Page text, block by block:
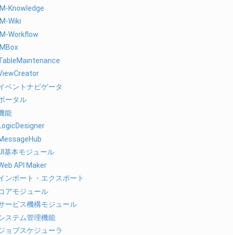
Knowledge
Wiki
Workflow
ベントナビゲータ
ータル
能
基本モジュール
API Maker
ンポート・エクスポート
アモジュール
ービス機構モジュール
ステム管理機能
ョブスケジューラ